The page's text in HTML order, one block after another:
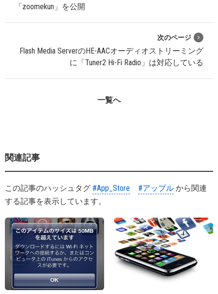
「zoomekun」を公開
次のページ
Flash Media ServerのHE-AACオーディオストリーミング
に「Tuner2 Hi-Fi Radio」は対応している
一覧へ
関連記事
この記事のハッシュタグ #App_Store #アップル から関連
する記事を表示しています。